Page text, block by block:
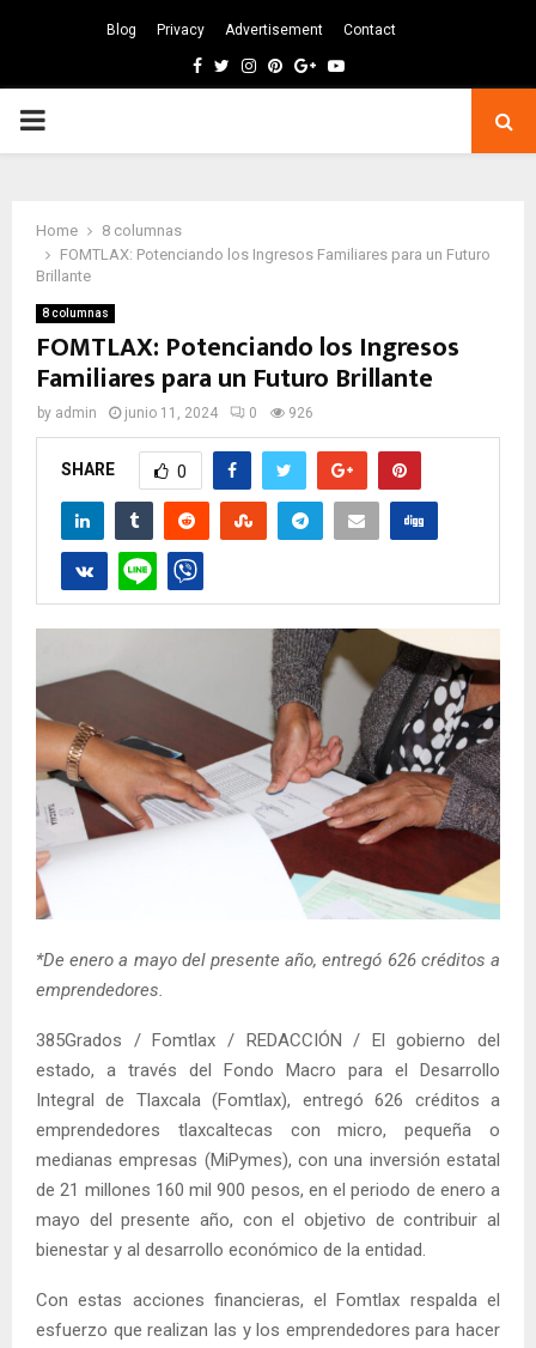
Blog Privacy Advertisement Contact
Facebook
TwitterInstagram
Pinterest
GoogleYoutube
PRIMARY
Home
8 columnas
FOMTLAX: Potenciando los Ingresos Familiares para un Futuro
Brillante
8 columnas
FOMTLAX: Potenciando los Ingresos
Familiares para un Futuro Brillante
by admin junio 11, 2024 0 926
SHARE 0
*De enero a mayo del presente año, entregó 626 créditos a
emprendedores.
385Grados / Fomtlax / REDACCIÓN / El gobierno del
estado, a través del Fondo Macro para el Desarrollo
Integral de Tlaxcala (Fomtlax), entregó 626 créditos a
emprendedores tlaxcaltecas con micro, pequeña o
medianas empresas (MiPymes), con una inversión estatal
de 21 millones 160 mil 900 pesos, en el periodo de enero a
mayo del presente año, con el objetivo de contribuir al
bienestar y al desarrollo económico de la entidad.
Con estas acciones financieras, el Fomtlax respalda el
esfuerzo que realizan las y los emprendedores para hacer